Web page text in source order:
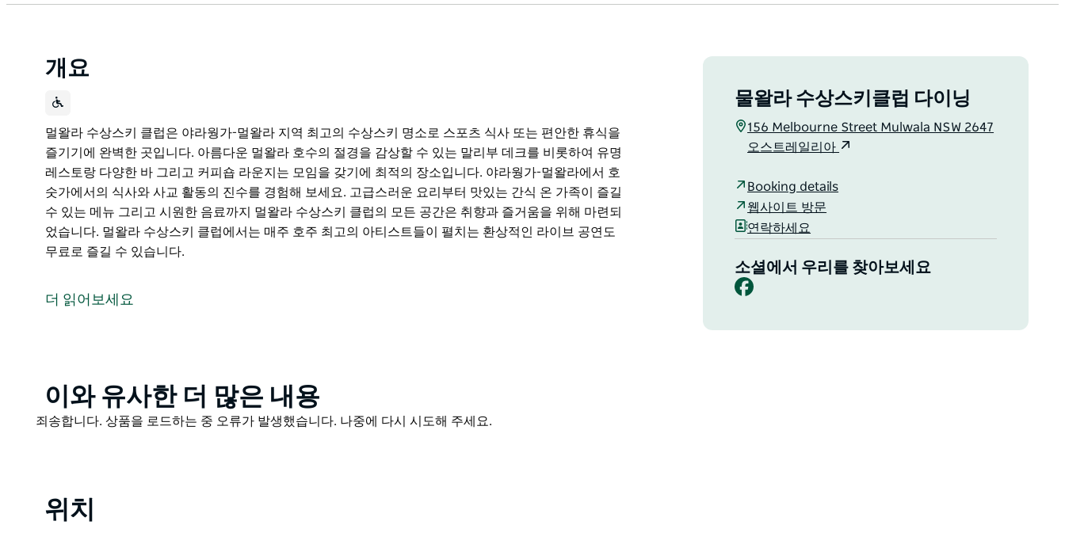
개요
멀왈라 수상스키 클럽은 야라웡가-멀왈라 지역 최고의 수상스키 명소로 스포츠 식사 또는 편안한 휴식을
즐기기에 완벽한 곳입니다. 아름다운 멀왈라 호수의 절경을 감상할 수 있는 말리부 데크를 비롯하여 유명
레스토랑 다양한 바 그리고 커피숍 라운지는 모임을 갖기에 최적의 장소입니다. 야라웡가-멀왈라에서 호
숫가에서의 식사와 사교 활동의 진수를 경험해 보세요. 고급스러운 요리부터 맛있는 간식 온 가족이 즐길
수 있는 메뉴 그리고 시원한 음료까지 멀왈라 수상스키 클럽의 모든 공간은 취향과 즐거움을 위해 마련되
었습니다. 멀왈라 수상스키 클럽에서는 매주 호주 최고의 아티스트들이 펼치는 환상적인 라이브 공연도
무료로 즐길 수 있습니다.
즐기기에 완벽한 곳입니다. 아름다운 멀왈라 호수의 절경을 감상할 수 있는 말리부 데크를 비롯하여 유명
멀왈라 수상스키 클럽에서는 매주 호주 최고의 아티스트들이 펼치는 환상적인 라이브 공연도 무료로 즐길
수 있습니다.
더 읽어보세요
물왈라 수상스키클럽 다이닝
156 Melbourne Street Mulwala NSW 2647
오스트레일리아
Booking details
웹사이트 방문
연락하세요
소셜에서 우리를 찾아보세요
Facebook
Product
List
이와 유사한 더 많은 내용
Product
죄송합니다. 상품을 로드하는 중 오류가 발생했습니다. 나중에 다시 시도해 주세요.
위치